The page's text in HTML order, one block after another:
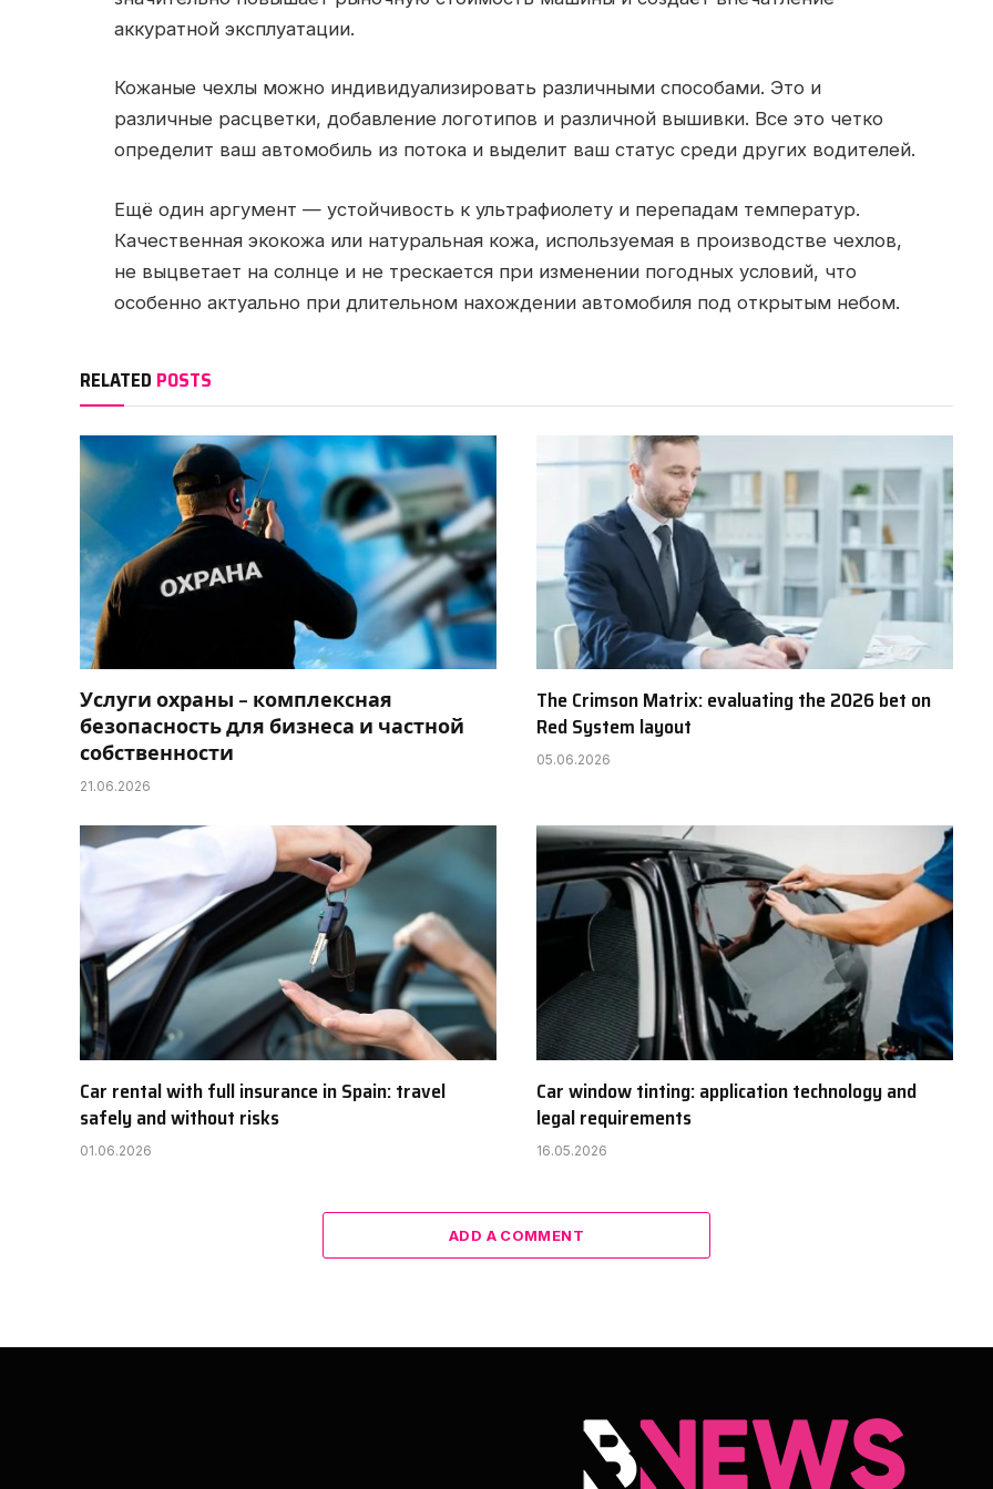
аккуратной эксплуатации.
Кожаные чехлы можно индивидуализировать различными способами. Это и
различные расцветки, добавление логотипов и различной вышивки. Все это четко
определит ваш автомобиль из потока и выделит ваш статус среди других водителей.
Ещё один аргумент — устойчивость к ультрафиолету и перепадам температур.
Качественная экокожа или натуральная кожа, используемая в производстве чехлов,
не выцветает на солнце и не трескается при изменении погодных условий, что
особенно актуально при длительном нахождении автомобиля под открытым небом.
RELATED POSTS
Услуги охраны – комплексная
безопасность для бизнеса и частной
собственности
21.06.2026
The Crimson Matrix: evaluating the 2026 bet on
Red System layout
05.06.2026
Car rental with full insurance in Spain: travel
safely and without risks
01.06.2026
Car window tinting: application technology and
legal requirements
16.05.2026
ADD A COMMENT